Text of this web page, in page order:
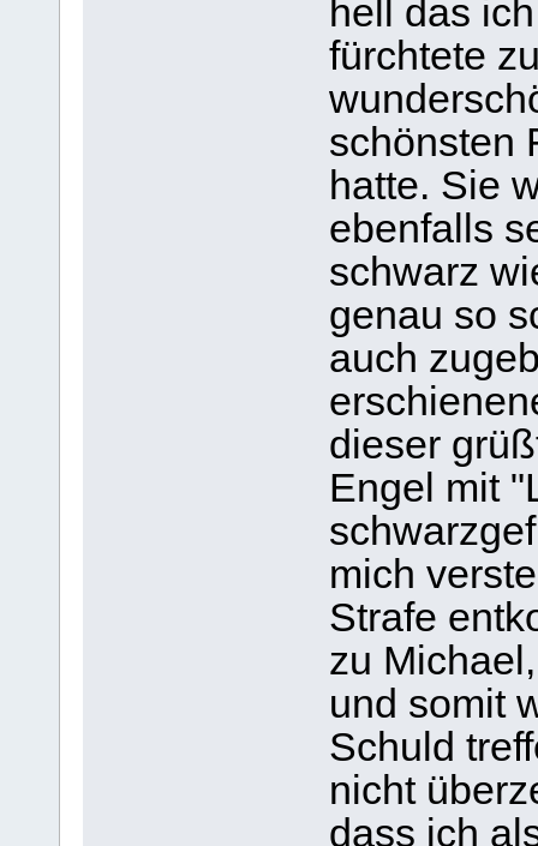
hell das
fürchtete
schönsten
hatte. Sie
ebenfalls
schwarz
genau so
auch
dieser
Engel mit
mich
Strafe
zu
und somit
Schuld
nicht
dass ich